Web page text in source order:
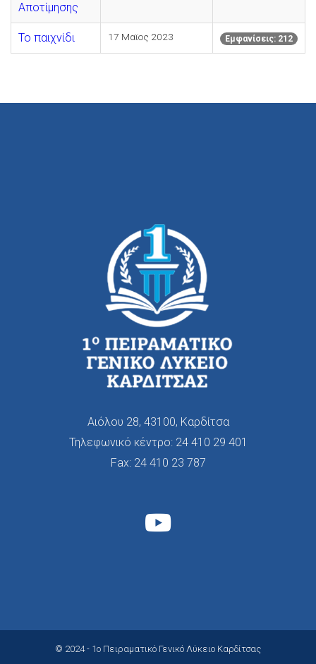
Αποτίμησης
Το παιχνίδι 17 Μαϊος 2023 Εμφανίσεις: 212
Αιόλου 28, 43100, Καρδίτσα
Τηλεφωνικό κέντρο: 24 410 29 401
Fax: 24 410 23 787
© 2024 - 1ο Πειραματικό Γενικό Λύκειο Καρδίτσας